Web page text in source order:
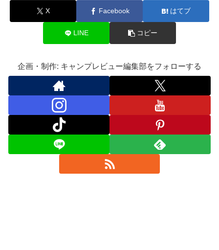
X Facebook はてブ
LINE コピー
企画・制作: キャンプレビュー編集部をフォローする